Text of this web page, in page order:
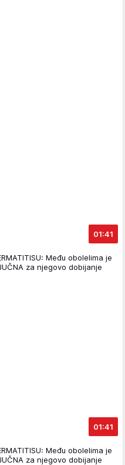
01:41
Među obolelima je
za njegovo dobijanje
01:41
Među obolelima je
za njegovo dobijanje